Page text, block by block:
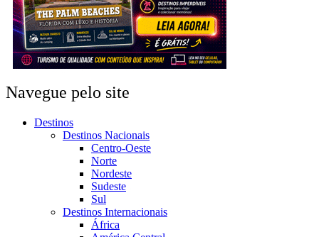
Navegue pelo site
Destinos
Destinos Nacionais
Centro-Oeste
Norte
Nordeste
Sudeste
Sul
Destinos Internacionais
África